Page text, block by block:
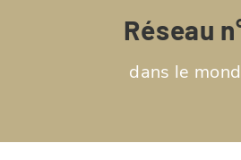
Réseau
dans le